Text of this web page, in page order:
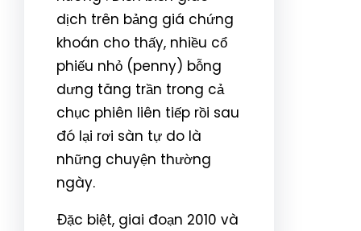
dịch trên bảng giá chứng
khoán cho thấy, nhiều cổ
phiếu nhỏ (penny) bỗng
dưng tăng trần trong cả
chục phiên liên tiếp rồi sau
đó lại rơi sàn tự do là
những chuyện thường
ngày.
Đặc biệt, giai đoạn 2010 và